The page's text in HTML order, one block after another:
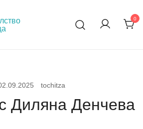
да пораснеш!
0
tochitza
Диляна Денчева